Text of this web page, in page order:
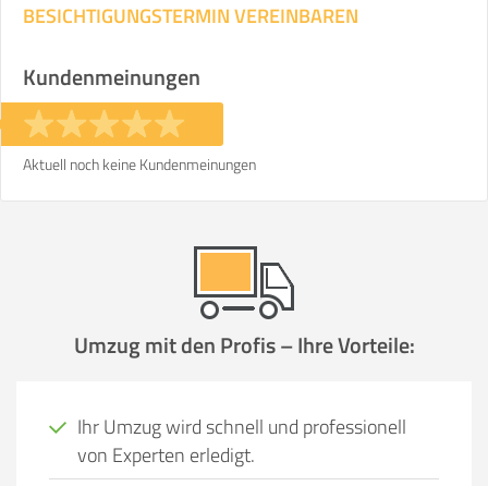
BESICHTIGUNGSTERMIN VEREINBAREN
Kundenmeinungen
Aktuell noch keine Kundenmeinungen
Umzug mit den Profis – Ihre Vorteile:
Ihr Umzug wird schnell und professionell
von Experten erledigt.